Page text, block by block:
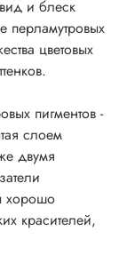
создает
и
Более крупные
или
почти
в прозрачные
тем лучше
и блеск
перламутровых
цветовых
пигментов -
слоем
двумя
хорошо
красителей,